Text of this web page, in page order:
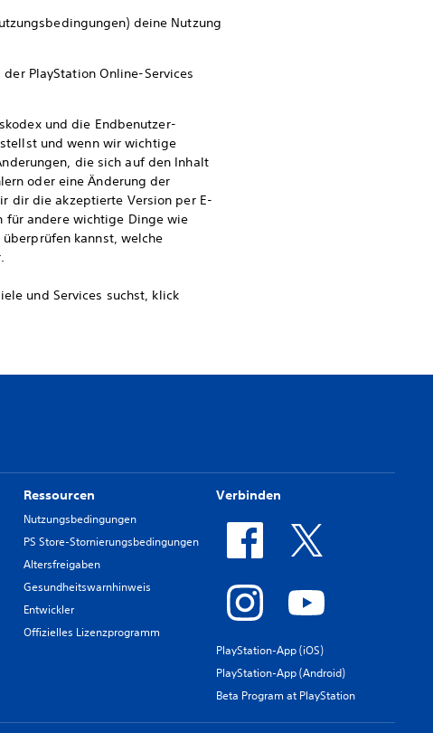
deine Nutzung
PlayStation Online-Services
und die Endbenutzer-
und wenn wir wichtige
die sich auf den Inhalt
oder eine Änderung der
dir die akzeptierte Version per E-
für andere wichtige Dinge wie
kannst, welche
und Services suchst, klick
Ressourcen
Nutzungsbedingungen
PS Store-Stornierungsbedingungen
Altersfreigaben
Gesundheitswarnhinweis
Entwickler
Offizielles Lizenzprogramm
Verbinden
PlayStation-App (iOS)
PlayStation-App (Android)
Beta Program at PlayStation